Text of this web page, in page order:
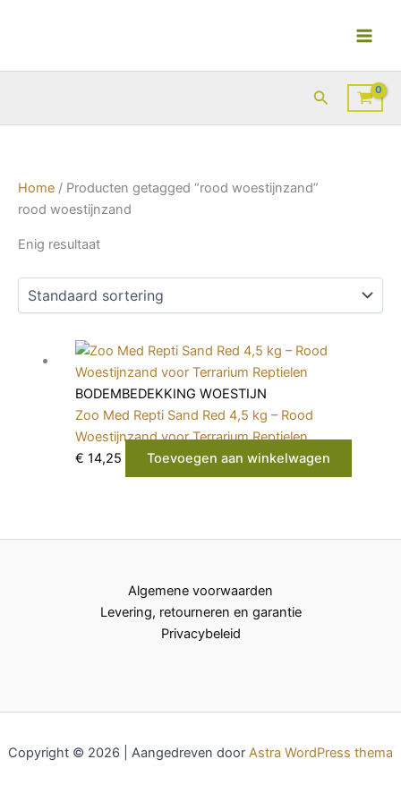
inhoud
Zoeken
Home / Producten getagged “rood woestijnzand”
rood woestijnzand
Enig resultaat
BODEMBEDEKKING WOESTIJN
Zoo Med Repti Sand Red 4,5 kg – Rood
Woestijnzand voor Terrarium Reptielen
€ 14,25 Toevoegen aan winkelwagen
Algemene voorwaarden
Levering, retourneren en garantie
Privacybeleid
Copyright © 2026 | Aangedreven door Astra WordPress thema